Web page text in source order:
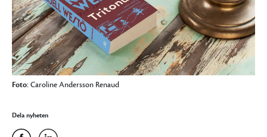
Foto:Caroline Andersson Renaud
Dela nyheten